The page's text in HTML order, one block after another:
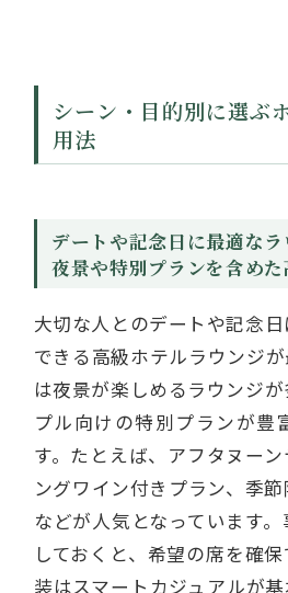
シーン・目的別に選ぶ
用法
デートや記念日に最適な
夜景や特別プランを含め
大切な人とのデートや記念
できる高級ホテルラウンジ
は夜景が楽しめるラウンジ
プル向けの特別プランが豊
す。たとえば、アフタヌー
ングワイン付きプラン、季
などが人気となっています
しておくと、希望の席を確
装はスマートカジュアルが